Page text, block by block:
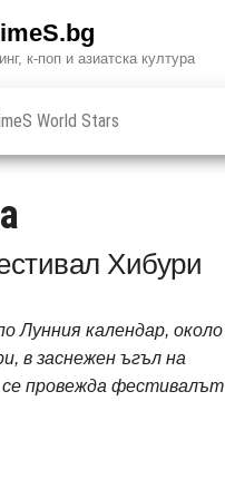
к-поп и азиатска култура
World Stars
Хибури
Лунния календар, около
в заснежен ъгъл на
провежда фестивалът